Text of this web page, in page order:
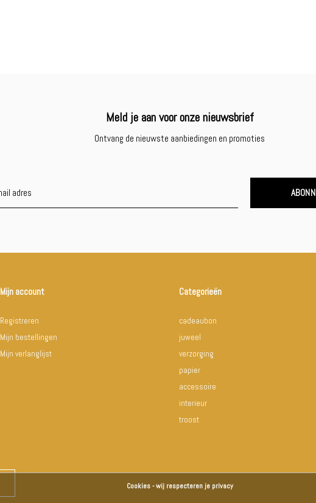
Meld je aan voor onze nieuwsbrief
Ontvang de nieuwste aanbiedingen en promoties
Mijn account
Registreren
Mijn bestellingen
Mijn verlanglijst
Categorieën
cadeaubon
juweel
verzorging
papier
accessoire
interieur
troost
Cookies - wij respecteren je privacy